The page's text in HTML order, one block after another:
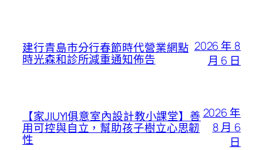
建行青島市分行春節時代營業網點
時光森和診所減重通知佈告
2026 年 8
月 6 日
【家JIUYI俱意室內設計教小課堂】善
用可控與自立，幫助孩子樹立心思韌
性
2026 年
8 月 6
日